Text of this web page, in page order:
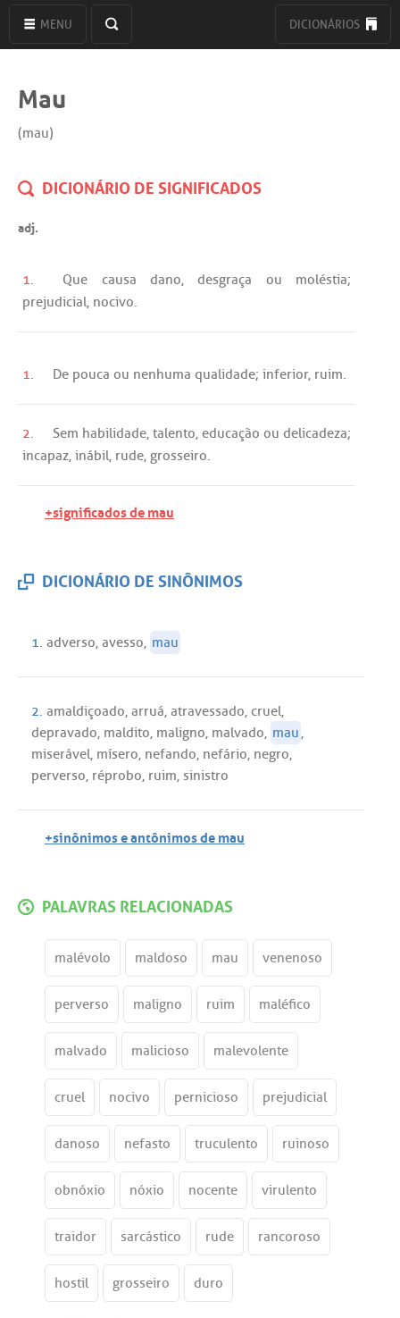
MENU DICIONÁRIOS
Mau
(mau)
DICIONÁRIO DE SIGNIFICADOS
adj.
1. Que causa dano,desgraça ou moléstia;
prejudicial, nocivo.
1. De pouca ou nenhuma qualidade; inferior, ruim.
2. Sem habilidade, talento, educação ou delicadeza;
incapaz, inábil, rude, grosseiro.
+significados de mau
DICIONÁRIO DE SINÔNIMOS
1. adverso, avesso, mau
2. amaldiçoado, arruá, atravessado, cruel,
depravado, maldito, maligno, malvado, mau,
miserável, mísero, nefando, nefário, negro,
perverso, réprobo, ruim, sinistro
+sinônimos e antônimos de mau
PALAVRAS RELACIONADAS
malévolo maldoso mau venenoso
perverso maligno ruim maléfico
malvado malicioso malevolente
cruel nocivo pernicioso prejudicial
danoso nefasto truculento ruinoso
obnóxio nóxio nocente virulento
traidor sarcástico rude rancoroso
hostil grosseiro duro